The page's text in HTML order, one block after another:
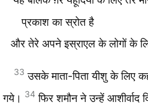
प्रकाश का स्रोत है
और तेरे अपने इस्राएल के लोगों के
33 उसके माता-पिता यीशु के लिए
गये। 34 फिर शमौन ने उन्हें आशीर्वाद